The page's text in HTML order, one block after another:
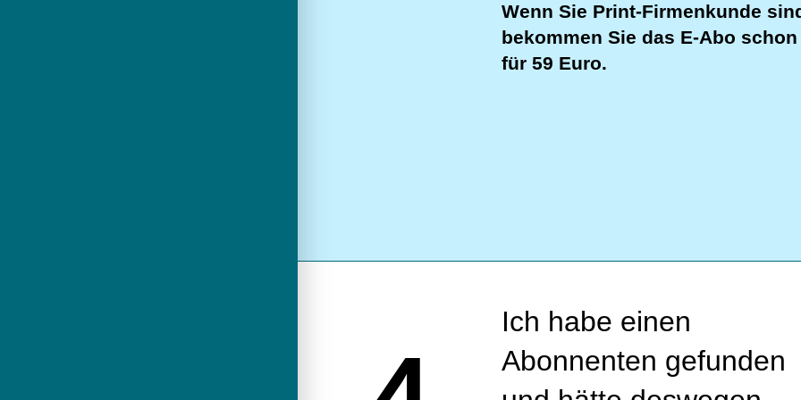
Wenn Sie Print-Firmenkunde
bekommen Sie das E-Abo schon
für 59 Euro.
Ich habe einen
Abonnenten gefunden